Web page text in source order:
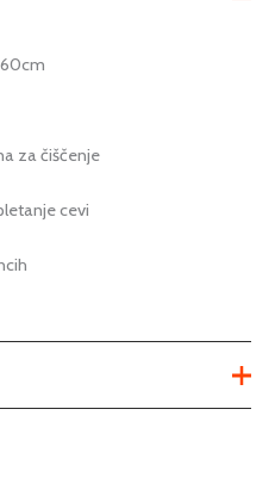
za čiščenje
cevi